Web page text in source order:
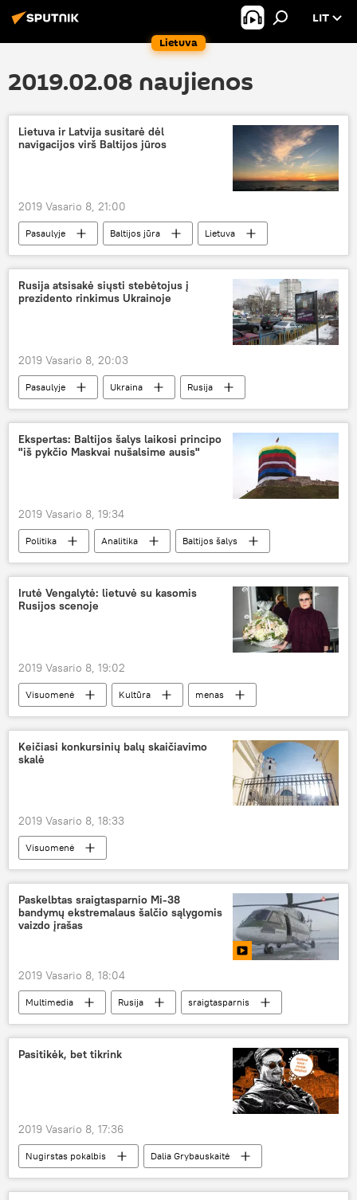
Lietuva
LIT
2019.02.08 naujienos
Lietuva ir Latvija susitarė dėl
navigacijos virš Baltijos jūros
2019 Vasario 8, 21:00
Pasaulyje Baltijos jūra
Lietuva
Latvija
Rusija atsisakė siųsti stebėtojus į
prezidento rinkimus Ukrainoje
2019 Vasario 8, 20:03
Pasaulyje Ukraina
Rusija
rinkimai
Ukrainos prezidento rinkimai — 2019
Ekspertas: Baltijos šalys laikosi principo
"iš pykčio Maskvai nušalsime ausis"
2019 Vasario 8, 19:34
Politika Analitika
Baltijos šalys
Lietuva
Latvija
Estija
užsienio politika
Rusija
Irutė Vengalytė: lietuvė su kasomis
Rusijos scenoje
2019 Vasario 8, 19:02
Visuomenė Kultūra
menas
aktorė
Rusija
Keičiasi konkursinių balų skaičiavimo
skalė
2019 Vasario 8, 18:33
Visuomenė
Paskelbtas sraigtasparnio Mi-38
bandymų ekstremalaus šalčio sąlygomis
vaizdo įrašas
2019 Vasario 8, 18:04
Multimedia Rusija sraigtasparnis
Pasitikėk, bet tikrink
2019 Vasario 8, 17:36
Nugirstas pokalbis
Dalia Grybauskaitė
Saulius Skvernelis